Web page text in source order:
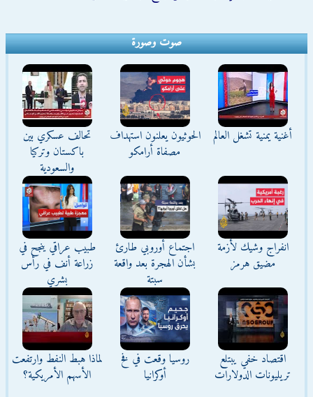
صوت وصورة
أغنية يمنية تشغل العالم
الحوثيون يعلنون استهداف
مصفاة أرامكو
تحالف عسكري بين
باكستان وتركيا
والسعودية
انفراج وشيك لأزمة
مضيق هرمز
اجتماع أوروبي طارئ
بشأن الهجرة بعد واقعة
سبتة
طبيب عراقي ينجح في
زراعة أنف في رأس
بشري
اقتصاد خفي يبتلع
تريليونات الدولارات
روسيا وقعت في فخ
أوكرانيا
لماذا هبط النفط وارتفعت
الأسهم الأمريكية؟